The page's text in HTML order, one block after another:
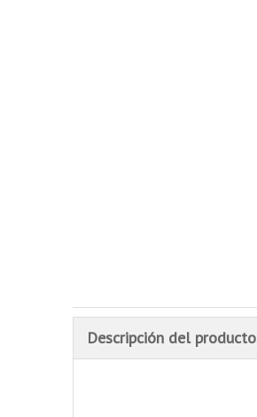
Descripción del producto